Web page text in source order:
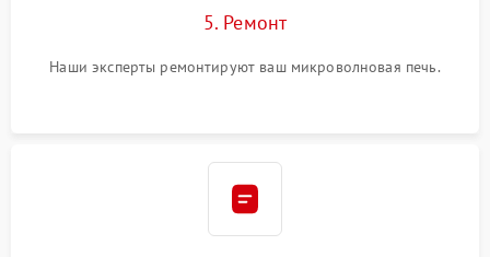
5. Ремонт
Наши эксперты ремонтируют ваш микроволновая печь.